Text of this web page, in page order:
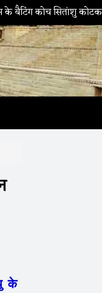
कोच सितांशु कोटक का
के